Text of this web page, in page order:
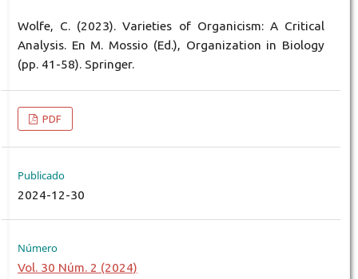
Wolfe, C. (2023). Varieties of Organicism: A Critical
Analysis. En M. Mossio (Ed.), Organization in Biology
(pp. 41-58). Springer.
PDF
Publicado
2024-12-30
Número
Vol. 30 Núm. 2 (2024)